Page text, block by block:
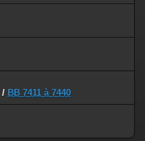
/ BB 7411 à 7440